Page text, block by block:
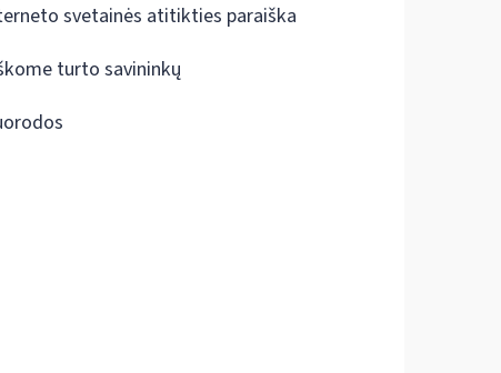
svetainės atitikties paraiška
turto savininkų